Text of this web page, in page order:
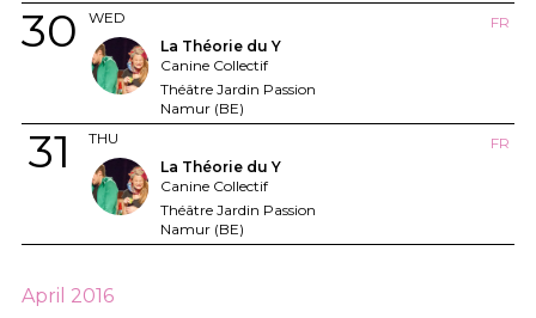
WED
30
FR
La Théorie du Y
Canine Collectif
Théâtre Jardin Passion
Namur (BE)
THU
31
FR
La Théorie du Y
Canine Collectif
Théâtre Jardin Passion
Namur (BE)
April 2016